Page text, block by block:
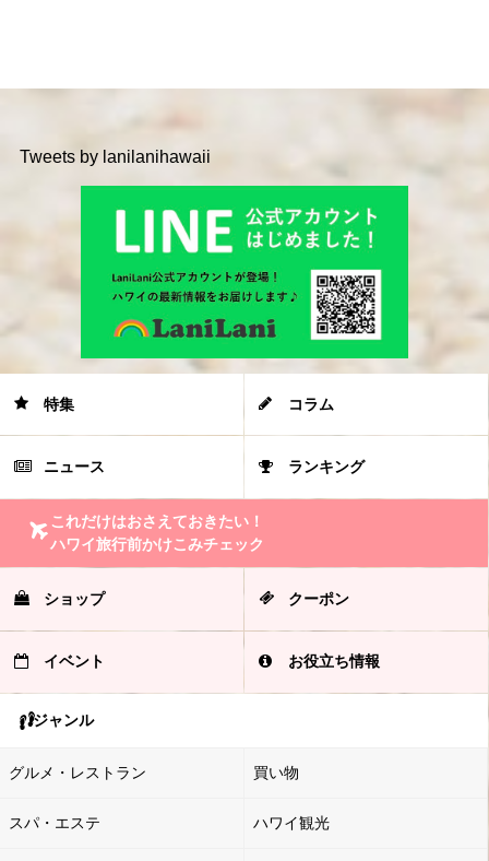
Tweets by lanilanihawaii
特集 コラム
ニュース ランキング
これだけはおさえておきたい！
ハワイ旅行前かけこみチェック
ショップ クーポン
イベント お役立ち情報
ジャンル
グルメ・レストラン 買い物
スパ・エステ ハワイ観光